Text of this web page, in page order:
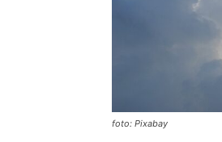
foto: Pixabay